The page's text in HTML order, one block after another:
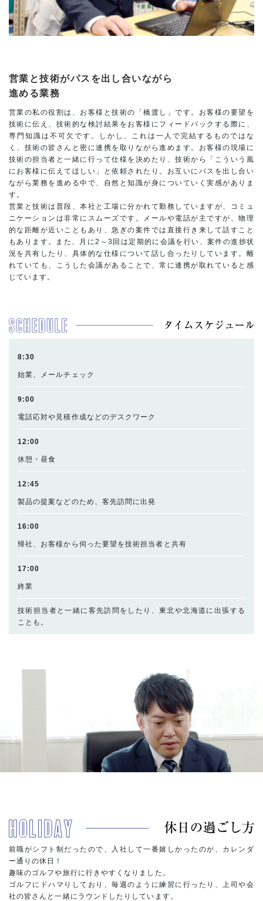
営業と技術がパスを出し合いながら
進める業務
営業の私の役割は、お客様と技術の「橋渡し」です。お客様の要望を
技術に伝え、技術的な検討結果をお客様にフィードバックする際に、
専門知識は不可欠です。しかし、これは一人で完結するものではな
く、技術の皆さんと密に連携を取りながら進めます。お客様の現場に
技術の担当者と一緒に行って仕様を決めたり、技術から「こういう風
にお客様に伝えてほしい」と依頼されたり。お互いにパスを出し合い
ながら業務を進める中で、自然と知識が身についていく実感がありま
す。
営業と技術は普段、本社と工場に分かれて勤務していますが、コミュ
ニケーションは非常にスムーズです。メールや電話が主ですが、物理
的な距離が近いこともあり、急ぎの案件では直接行き来して話すこと
もあります。また、月に2～3回は定期的に会議を行い、案件の進捗状
況を共有したり、具体的な仕様について話し合ったりしています。離
れていても、こうした会議があることで、常に連携が取れていると感
じています。
8:30
始業、メールチェック
9:00
電話応対や見積作成などのデスクワーク
12:00
休憩・昼食
12:45
製品の提案などのため、客先訪問に出発
16:00
帰社、お客様から伺った要望を技術担当者と共有
17:00
終業
技術担当者と一緒に客先訪問をしたり、東北や北海道に出張する
ことも。
前職がシフト制だったので、入社して一番嬉しかったのが、カレンダ
ー通りの休日！
趣味のゴルフや旅行に行きやすくなりました。
ゴルフにドハマりしており、毎週のように練習に行ったり、上司や会
社の皆さんと一緒にラウンドしたりしています。